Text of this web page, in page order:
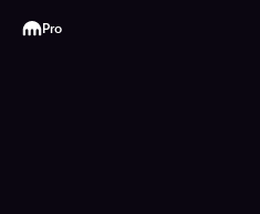
Kraken
Pro